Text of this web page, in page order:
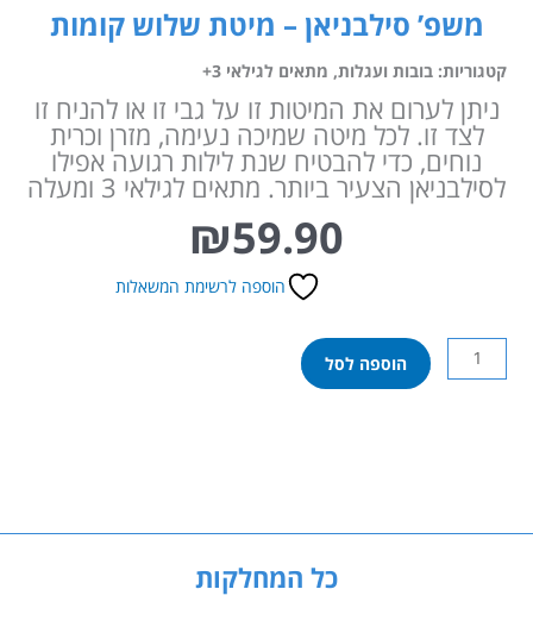
משפ’ סילבניאן – מיטת שלוש קומות
קטגוריות:בובות ועגלות, מתאים לגילאי 3+
ניתן לערום את המיטות זו על גבי זו או להניח זו
לצד זו. לכל מיטה שמיכה נעימה, מזרן וכרית
נוחים, כדי להבטיח שנת לילות רגועה אפילו
לסילבניאן הצעיר ביותר. מתאים לגילאי 3 ומעלה
₪59.90
הוספה לרשימת המשאלות
כמות
של
קומות
הוספה לסל
כל המחלקות